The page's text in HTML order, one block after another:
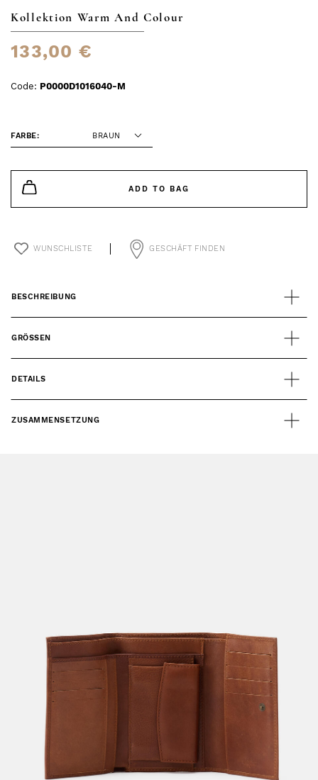
Kollektion Warm And Colour
133,00 €
Code: P0000D1016040-M
FARBE: BRAUN
ADD TO BAG
WUNSCHLISTE GESCHÄFT FINDEN
BESCHREIBUNG
GRÖSSEN
DETAILS
ZUSAMMENSETZUNG